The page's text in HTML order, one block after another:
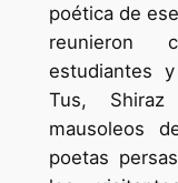
poética de
reunieron
estudiantes
Tus,
mausoleos
poetas